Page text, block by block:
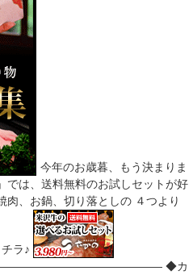
今年のお歳暮、もう決まりま
では、送料無料のお試しセットが好
肉、お鍋、切り落としの ４つより
ラ♪
◆カ